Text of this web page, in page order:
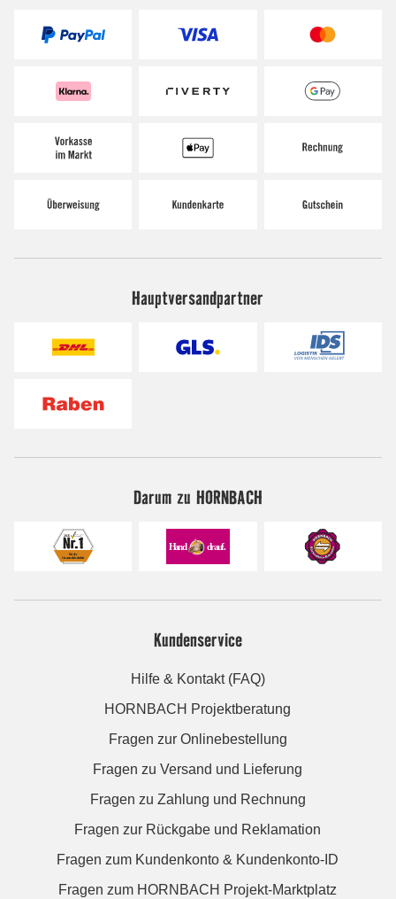
Hauptversandpartner
Darum zu HORNBACH
Kundenservice
Hilfe & Kontakt (FAQ)
HORNBACH Projektberatung
Fragen zur Onlinebestellung
Fragen zu Versand und Lieferung
Fragen zu Zahlung und Rechnung
Fragen zur Rückgabe und Reklamation
Fragen zum Kundenkonto & Kundenkonto-ID
Fragen zum HORNBACH Projekt-Marktplatz